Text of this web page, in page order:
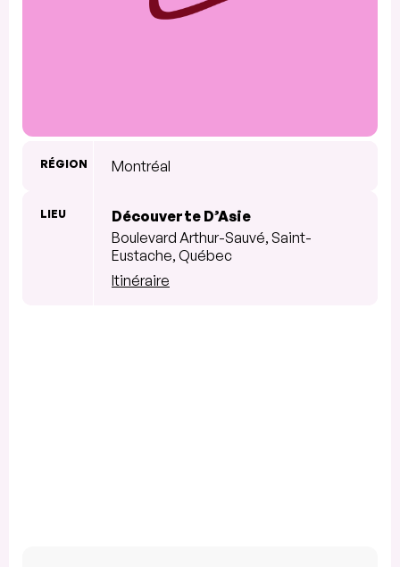
RÉGION Montréal
LIEU
Découverte D’Asie
Boulevard Arthur-Sauvé, Saint-
Eustache, Québec
Itinéraire